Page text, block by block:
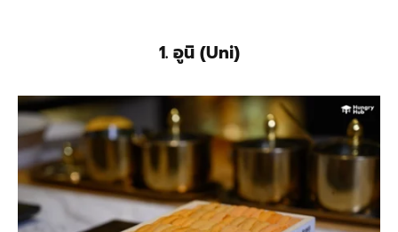
1. อูนิ (Uni)